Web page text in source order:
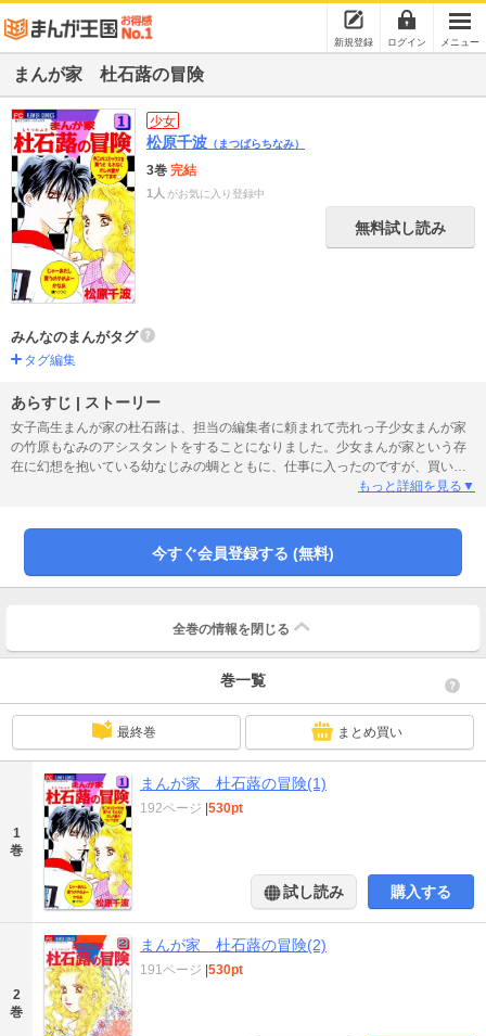
新規登録 ログイン メニュー
まんが家 杜石蕗の冒険
少女
松原千波 （まつばらちなみ）
3巻 完結
1人 がお気に入り登録中
無料試し読み
みんなのまんがタグ
タグ編集
あらすじ | ストーリー
女子高生まんが家の杜石蕗は、担当の編集者に頼まれて売れっ子少女まんが家
の竹原もなみのアシスタントをすることになりました。少女まんが家という存
在に幻想を抱いている幼なじみの蜩とともに、仕事に入ったのですが、買い出
しに出た蜩がニセ札の束を拾ってきたために事件にまきこまれて・・・！？※
もっと詳細を見る▼
今すぐ会員登録する (無料)
全巻の情報を 閉じる
巻一覧
最終巻 まとめ買い
1
巻
まんが家 杜石蕗の冒険(1)
192ページ |530pt
試し読み 購入する
2
巻
まんが家 杜石蕗の冒険(2)
191ページ |530pt